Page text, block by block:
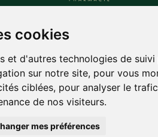
cookies
et d'autres technologies de
sur notre site, pour vous
ciblées, pour analyser le
de nos visiteurs.
mes préférences